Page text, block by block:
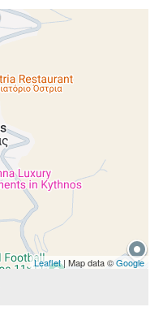
Leaflet| Map data ©Google